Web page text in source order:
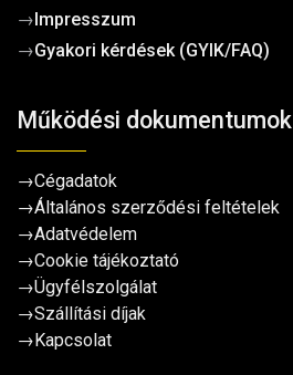
→Impresszum
→Gyakori kérdések (GYIK/FAQ)
Működési dokumentumok
→Cégadatok
→Általános szerződési feltételek
→Adatvédelem
→Cookie tájékoztató
→Ügyfélszolgálat
→Szállítási díjak
→Kapcsolat